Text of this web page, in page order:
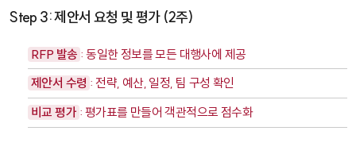
Step 3: 제안서 요청 및 평가 (2주)
RFP 발송 : 동일한 정보를 모든 대행사에 제공
제안서 수령 : 전략, 예산, 일정, 팀 구성 확인
비교 평가 : 평가표를 만들어 객관적으로 점수화